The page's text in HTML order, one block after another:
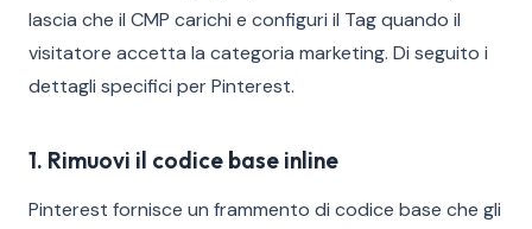
lascia che il CMP carichi e configuri il Tag quando il
visitatore accetta la categoria marketing. Di seguito i
dettagli specifici per Pinterest.
1. Rimuovi il codice base inline
Pinterest fornisce un frammento di codice base che gli